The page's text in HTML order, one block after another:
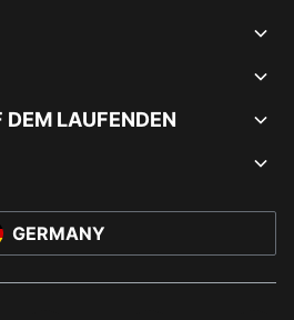
DEM LAUFENDEN
GERMANY